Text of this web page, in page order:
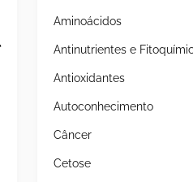
Aminoácidos
Antinutrientes e
Antioxidantes
Autoconhecimento
Câncer
Cetose